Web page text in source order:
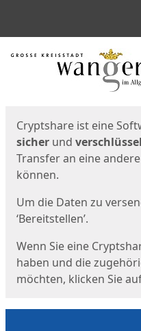
Start
Cryptshare ist eine
sicher und
Transfer an eine
können.
Um die Daten zu
‘Bereitstellen’.
Wenn Sie eine
haben und die
möchten, klicken Sie